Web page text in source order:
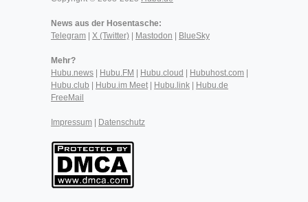
News aus der Hosentasche:
Telegram
X (Twitter) Mastodon BlueSky
Mehr?
Hubu.news
Hubu.FM Hubu.cloud Hubuhost.com
Hubu.club
Hubu.im Meet| Hubu.link
Hubu.de
FreeMail
Impressum Datenschutz